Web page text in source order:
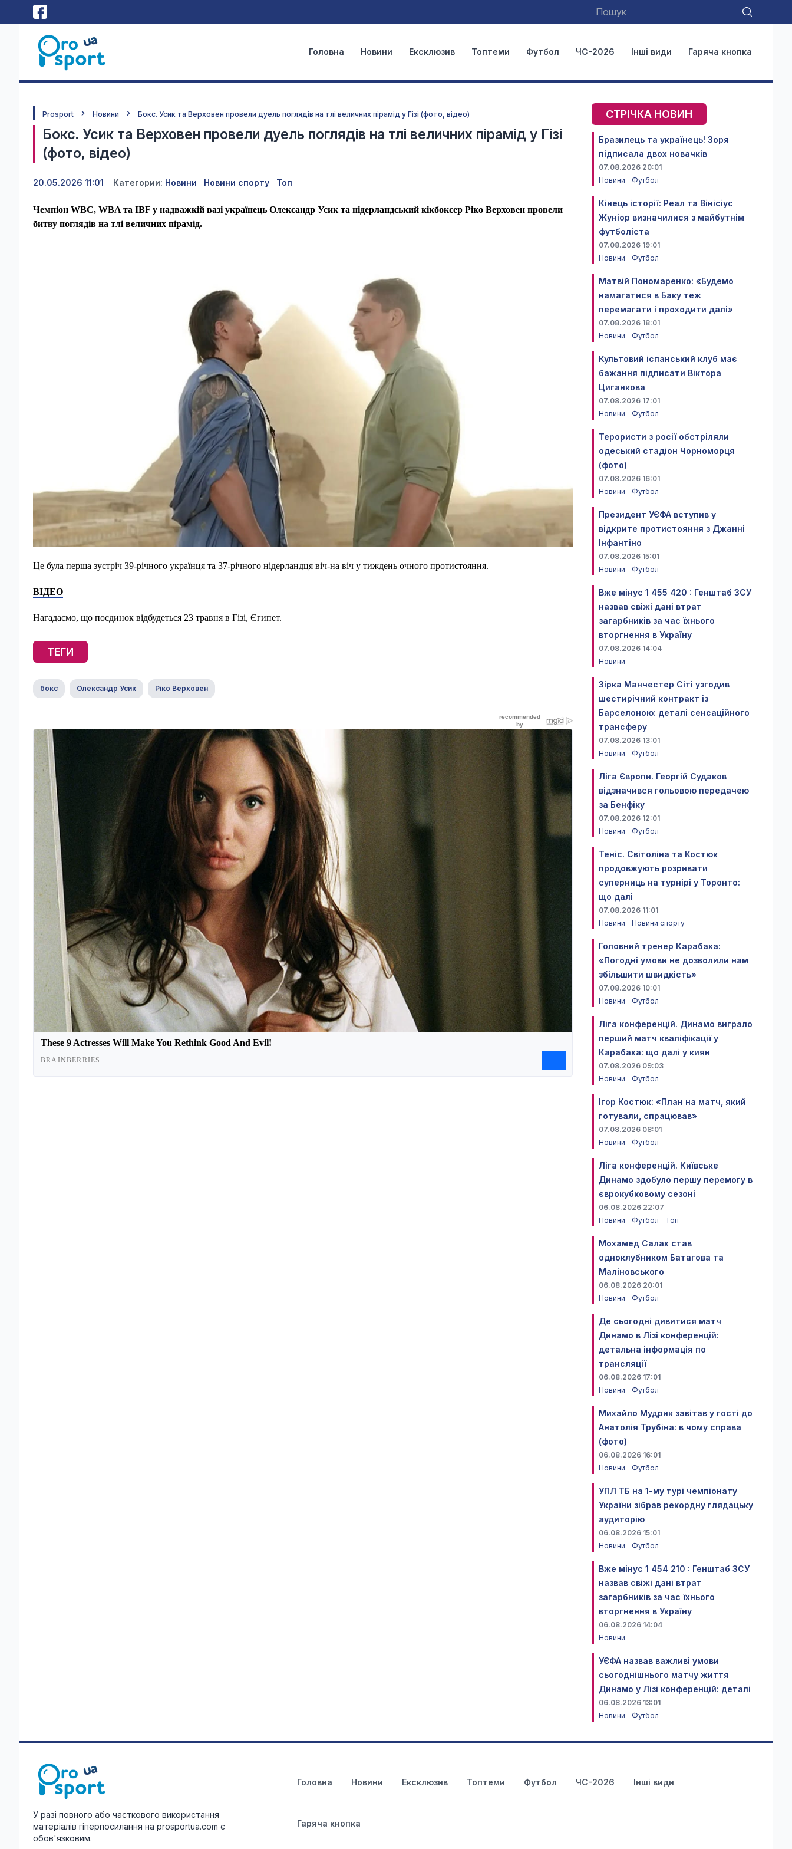
Головна Новини Ексклюзив Топтеми Футбол ЧС-2026 Інші види Гаряча кнопка
Prosport Новини Бокс. Усик та Верховен провели дуель поглядів на тлі величних пірамід у Гізі (фото, відео)
Бокс. Усик та Верховен провели дуель поглядів на тлі величних пірамід у Гізі
(фото, відео)
20.05.2026 11:01 Категории: Новини Новини спорту Топ
Чемпіон WBC, WBA та IBF у надважкій вазі українець Олександр Усик та нідерландський кікбоксер Ріко Верховен провели
битву поглядів на тлі величних пірамід.
Це була перша зустріч 39-річного українця та 37-річного нідерландця віч-на віч у тиждень очного протистояння.
ВІДЕО
Нагадаємо, що поєдинок відбудеться 23 травня в Гізі, Єгипет.
ТЕГИ
бокс Олександр Усик Ріко Верховен
СТРІЧКА НОВИН
Бразилець та українець! Зоря
підписала двох новачків
07.08.2026 20:01
Новини
Футбол
Кінець історії: Реал та Вінісіус
Жуніор визначилися з майбутнім
футболіста
07.08.2026 19:01
Новини
Футбол
Матвій Пономаренко: «Будемо
намагатися в Баку теж
перемагати і проходити далі»
07.08.2026 18:01
Новини
Футбол
Культовий іспанський клуб має
бажання підписати Віктора
Циганкова
07.08.2026 17:01
Новини
Футбол
Терористи з росії обстріляли
одеський стадіон Чорноморця
(фото)
07.08.2026 16:01
Новини
Футбол
Президент УЄФА вступив у
відкрите протистояння з Джанні
Інфантіно
07.08.2026 15:01
Новини
Футбол
Вже мінус 1 455 420 : Генштаб ЗСУ
назвав свіжі дані втрат
загарбників за час їхнього
вторгнення в Україну
07.08.2026 14:04
Новини
Зірка Манчестер Сіті узгодив
шестирічний контракт із
Барселоною: деталі сенсаційного
трансферу
07.08.2026 13:01
Новини
Футбол
Ліга Європи. Георгій Судаков
відзначився гольовою передачею
за Бенфіку
07.08.2026 12:01
Новини
Футбол
Теніс. Світоліна та Костюк
продовжують розривати
суперниць на турнірі у Торонто:
що далі
07.08.2026 11:01
Новини
Новини спорту
Головний тренер Карабаха:
«Погодні умови не дозволили нам
збільшити швидкість»
07.08.2026 10:01
Новини
Футбол
Ліга конференцій. Динамо виграло
перший матч кваліфікації у
Карабаха: що далі у киян
07.08.2026 09:03
Новини
Футбол
Ігор Костюк: «План на матч, який
готували, спрацював»
07.08.2026 08:01
Новини
Футбол
Ліга конференцій. Київське
Динамо здобуло першу перемогу в
єврокубковому сезоні
06.08.2026 22:07
Новини
Футбол Топ
Мохамед Салах став
одноклубником Батагова та
Маліновського
06.08.2026 20:01
Новини
Футбол
Де сьогодні дивитися матч
Динамо в Лізі конференцій:
детальна інформація по
трансляції
06.08.2026 17:01
Новини
Футбол
Михайло Мудрик завітав у гості до
Анатолія Трубіна: в чому справа
(фото)
06.08.2026 16:01
Новини
Футбол
УПЛ ТБ на 1-му турі чемпіонату
України зібрав рекордну глядацьку
аудиторію
06.08.2026 15:01
Новини
Футбол
Вже мінус 1 454 210 : Генштаб ЗСУ
назвав свіжі дані втрат
загарбників за час їхнього
вторгнення в Україну
06.08.2026 14:04
Новини
УЄФА назвав важливі умови
сьогоднішнього матчу життя
Динамо у Лізі конференцій: деталі
06.08.2026 13:01
Новини
Футбол
У разі повного або часткового використання
матеріалів гіперпосилання на prosportua.com є
обов'язковим.
Головна Новини Ексклюзив Топтеми Футбол ЧС-2026 Інші види
Гаряча кнопка